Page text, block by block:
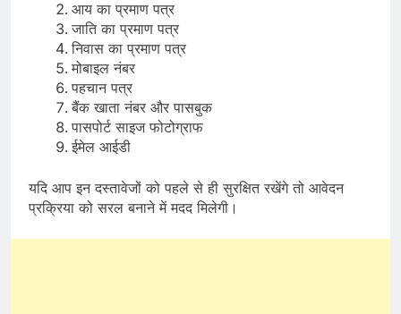
आय का प्रमाण पत्र
जाति का प्रमाण पत्र
निवास का प्रमाण पत्र
मोबाइल नंबर
पहचान पत्र
बैंक खाता नंबर और पासबुक
पासपोर्ट साइज फोटोग्राफ
ईमेल आईडी
यदि आप इन दस्तावेजों को पहले से ही सुरक्षित रखेंगे तो आवेदन
प्रक्रिया को सरल बनाने में मदद मिलेगी।